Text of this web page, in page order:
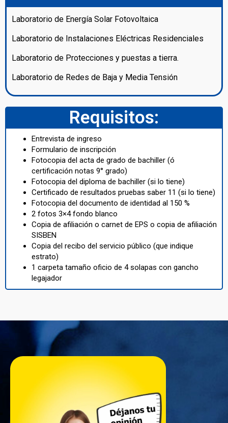
Laboratorio de Energía Solar Fotovoltaica
Laboratorio de Instalaciones Eléctricas Residenciales
Laboratorio de Protecciones y puestas a tierra.
Laboratorio de Redes de Baja y Media Tensión
Requisitos:
Entrevista de ingreso
Formulario de inscripción
Fotocopia del acta de grado de bachiller (ó
certificación notas 9° grado)
Fotocopia del diploma de bachiller (si lo tiene)
Certificado de resultados pruebas saber 11 (si lo tiene)
Fotocopia del documento de identidad al 150 %
2 fotos 3×4 fondo blanco
Copia de afiliación o carnet de EPS o copia de afiliación
SISBEN
Copia del recibo del servicio público (que indique
estrato)
1 carpeta tamaño oficio de 4 solapas con gancho
legajador